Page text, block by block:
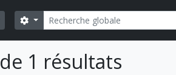
Rechercher
Search options
1 résultats